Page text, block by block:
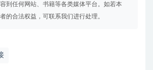
到任何网站、书籍等各类媒体平台。如若本
的合法权益，可联系我们进行处理。